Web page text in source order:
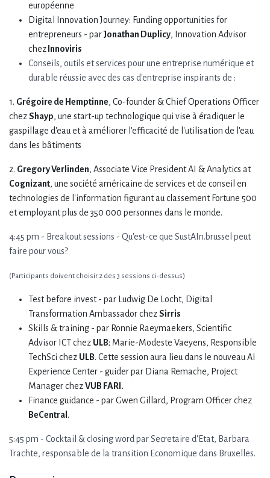
européenne
Digital Innovation Journey: Funding opportunities for
entrepreneurs - parJonathan Duplicy, Innovation Advisor
chez Innoviris
Conseils, outils et services pour une entreprise numérique et
durable réussie avec des cas d'entreprise inspirants de :
1. Grégoire de Hemptinne, Co-founder & Chief Operations Officer
chezShayp, une start-up technologique qui vise à éradiquer le
gaspillage d'eau et à améliorer l'efficacité de l'utilisation de l'eau
dans les bâtiments
2. Gregory Verlinden, Associate Vice President AI & Analytics at
Cognizant, une société américaine de services et de conseil en
technologies de l'information figurant au classement Fortune 500
et employant plus de 350 000 personnes dans le monde.
4:45 pm - Breakout sessions - Qu'est-ce que SustAIn.brussel peut
faire pour vous?
(Participants doivent choisir 2 des 3 sessions ci-dessus)
Test before invest - par Ludwig De Locht, Digital
Transformation Ambassador chezSirris
Skills & training - par Ronnie Raeymaekers, Scientific
Advisor ICT chez ULB; Marie-Modeste Vaeyens, Responsible
TechSci chez ULB. Cette session aura lieu dans le nouveau AI
Experience Center - guider par Diana Remache, Project
Manager chezVUB FARI.
Finance guidance - par Gwen Gillard, Program Officer chez
BeCentral .
5:45 pm - Cocktail & closing word par Secretaire d'Etat, Barbara
Trachte, responsable de la transition Economique dans Bruxelles.